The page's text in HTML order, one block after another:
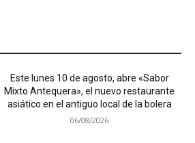
Este lunes 10 de agosto, abre «Sabor
Mixto Antequera», el nuevo restaurante
asiático en el antiguo local de la bolera
06/08/2026